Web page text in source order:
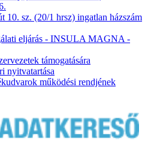
10. sz. (20/1 hrsz) ingatlan házszám
eljárás - INSULA MAGNA -
támogatására
nyitvatartása
működési rendjének